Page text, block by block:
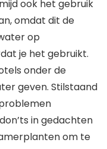
ook het gebruik
omdat dit de
op
je het gebruikt.
onder de
geven. Stilstaand
in gedachten
om te